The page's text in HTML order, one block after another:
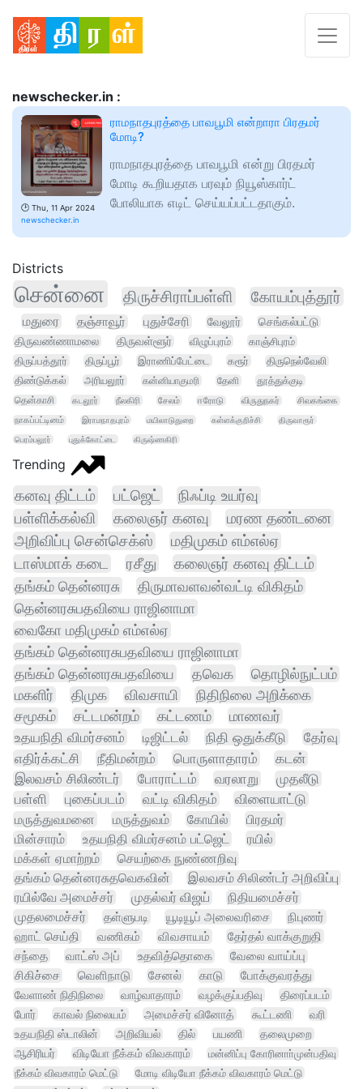
newschecker.in :
🕑 Thu, 11 Apr 2024
newschecker.in
ராமநாதபுரத்தை பாவபூமி என்றாரா பிரதமர்
மோடி?
ராமநாதபுரத்தை பாவபூமி என்று பிரதமர்
மோடி கூறியதாக பரவும் நியூஸ்கார்ட்
போலியாக எடிட் செய்யப்பட்டதாகும்.
Districts
சென்னை திருச்சிராப்பள்ளி கோயம்புத்தூர்
மதுரை தஞ்சாவூர் புதுச்சேரி வேலூர்
செங்கல்பட்டு
திருவண்ணாமலை
திருவள்ளூர் விழுப்புரம்
காஞ்சிபுரம்
திருப்பத்தூர்
திருப்பூர் இராணிப்பேட்டை கரூர்
திருநெல்வேலி
திண்டுக்கல்
அரியலூர் கன்னியாகுமரி தேனி தூத்துக்குடி
தென்காசி கடலூர் நீலகிரி சேலம் ஈரோடு விருதுநகர்
சிவகங்கை
நாகப்பட்டினம்
இராமநாதபுரம் மயிலாடுதுறை கள்ளக்குறிச்சி
திருவாரூர்
பெரம்பலூர்
புதுக்கோட்டை கிருஷ்ணகிரி
Trending
கனவு திட்டம் பட்ஜெட்
நிஃப்டி உயர்வு
பள்ளிக்கல்வி
கலைஞர் கனவு
மரண தண்டனை
அறிவிப்பு சென்செக்ஸ்
மதிமுகம் எம்எல்ஏ
டாஸ்மாக் கடை
ரசீது
கலைஞர் கனவு திட்டம்
தங்கம் தென்னரசு
திருமாவளவன்வட்டி விகிதம்
தென்னரசுபதவியை ராஜினாமா
வைகோ மதிமுகம் எம்எல்ஏ
தங்கம் தென்னரசுபதவியை ராஜினாமா
தங்கம் தென்னரசுபதவியை
தவெக
தொழில்நுட்பம்
மகளிர்
திமுக விவசாயி
நிதிநிலை அறிக்கை
சமூகம்
சட்டமன்றம் கட்டணம்
மாணவர்
உதயநிதி விமர்சனம்
டிஜிட்டல் நிதி ஒதுக்கீடு
தேர்வு
எதிர்க்கட்சி
நீதிமன்றம் பொருளாதாரம்
கடன்
இலவசம் சிலிண்டர்
போராட்டம் வரலாறு
முதலீடு
பள்ளி
புகைப்படம் வட்டி விகிதம்
விளையாட்டு
மருத்துவமனை
மருத்துவம் கோயில்
பிரதமர்
மின்சாரம்
உதயநிதி விமர்சனம் பட்ஜெட்
ரயில்
மக்கள் ஏமாற்றம்
செயற்கை நுண்ணறிவு
தங்கம் தென்னரசுதவெகவின்
இலவசம் சிலிண்டர் அறிவிப்பு
ரயில்வே அமைச்சர்
முதல்வர் விஜய்
நிதியமைச்சர்
முதலமைச்சர்
தள்ளுபடி யூடியூப் அலைவரிசை
நிபுணர்
ஹாட் செய்தி
வணிகம் விவசாயம்
தேர்தல் வாக்குறுதி
சந்தை
வாட்ஸ் அப் உதவித்தொகை
வேலை வாய்ப்பு
சிகிச்சை
வெளிநாடு சேனல் காடு போக்குவரத்து
வேளாண் நிதிநிலை வாழ்வாதாரம் வழக்குப்பதிவு
திரைப்படம்
போர்
காவல் நிலையம் அமைச்சர் வினோத் கூட்டணி வரி
உதயநிதி ஸ்டாலின் அறிவியல் தில் பயணி
தலைமுறை
ஆசிரியர்
விடியோ நீக்கம் விவகாரம்
மன்னிப்பு கோரினாா்முன்பதிவு
நீக்கம் விவகாரம் மெட்டு
மோடி விடியோ நீக்கம் விவகாரம் மெட்டு